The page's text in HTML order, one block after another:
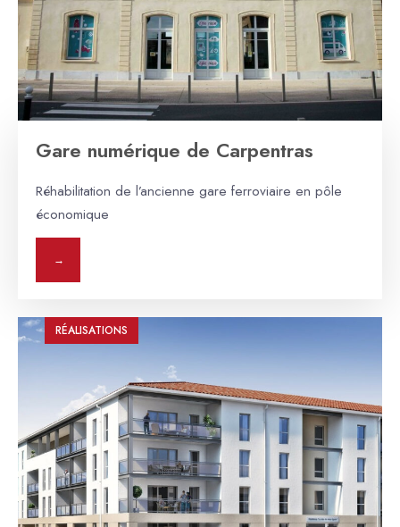
Gare numérique de Carpentras
Réhabilitation de l’ancienne gare ferroviaire en pôle
économique
→
RÉALISATIONS